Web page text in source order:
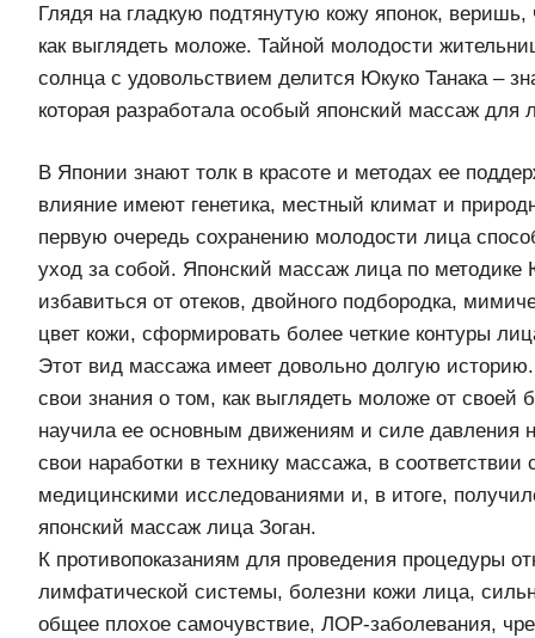
Глядя на гладкую подтянутую кожу японок, веришь,
как выглядеть моложе. Тайной молодости
солнца с удовольствием делится Юкуко Танака –
которая разработала особый японский массаж для
В Японии знают толк в красоте и методах ее
влияние имеют генетика, местный климат и
первую очередь сохранению молодости лица
уход за собой. Японский массаж лица по методике
избавиться от отеков, двойного подбородка,
цвет кожи, сформировать более четкие контуры
Этот вид массажа имеет довольно долгую
свои знания о том, как выглядеть моложе от своей
научила ее основным движениям и силе давления
свои наработки в технику массажа, в соответствии
медицинскими исследованиями и, в итоге,
японский массаж лица Зоган.
К противопоказаниям для проведения процедуры
лимфатической системы, болезни кожи лица,
общее плохое самочувствие, ЛОР-заболевания,